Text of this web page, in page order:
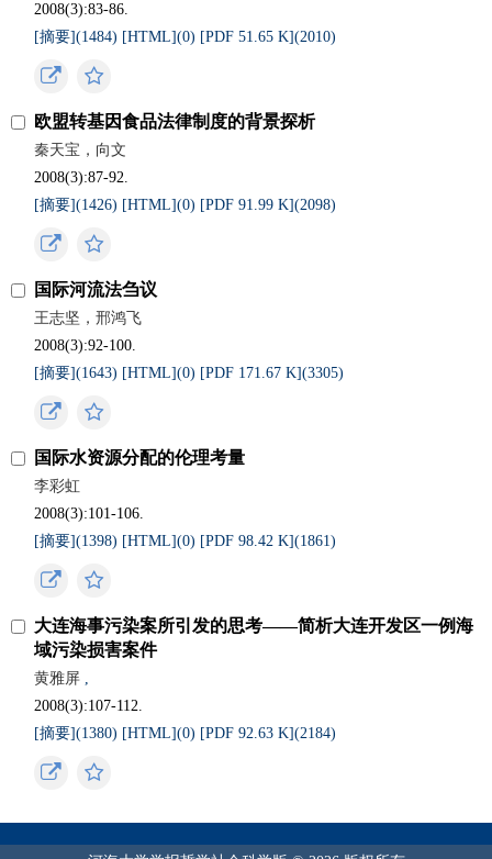
2008(3):83-86.
[摘要](1484) [HTML](0) [PDF 51.65 K](2010)
欧盟转基因食品法律制度的背景探析
秦天宝，向文
2008(3):87-92.
[摘要](1426) [HTML](0) [PDF 91.99 K](2098)
国际河流法刍议
王志坚，邢鸿飞
2008(3):92-100.
[摘要](1643) [HTML](0) [PDF 171.67 K](3305)
国际水资源分配的伦理考量
李彩虹
2008(3):101-106.
[摘要](1398) [HTML](0) [PDF 98.42 K](1861)
大连海事污染案所引发的思考——简析大连开发区一例海
域污染损害案件
黄雅屏 ,
2008(3):107-112.
[摘要](1380) [HTML](0) [PDF 92.63 K](2184)